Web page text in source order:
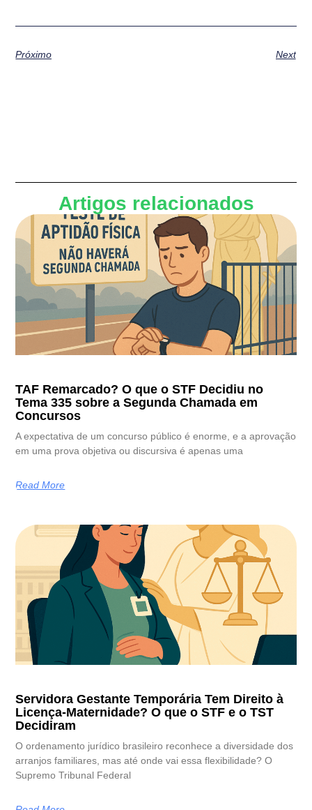
Próximo Next
Artigos relacionados
TAF Remarcado? O que o STF Decidiu no
Tema 335 sobre a Segunda Chamada em
Concursos
A expectativa de um concurso público é enorme, e a aprovação
em uma prova objetiva ou discursiva é apenas uma
Read More
Servidora Gestante Temporária Tem Direito à
Licença-Maternidade? O que o STF e o TST
Decidiram
O ordenamento jurídico brasileiro reconhece a diversidade dos
arranjos familiares, mas até onde vai essa flexibilidade? O
Supremo Tribunal Federal